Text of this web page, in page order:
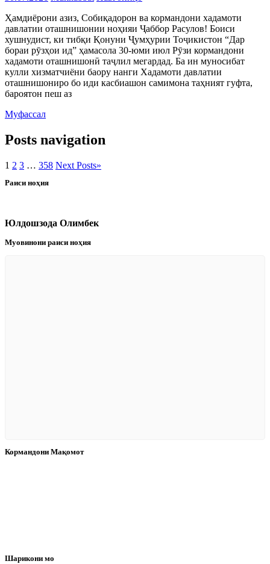
Ҳамдиёрони азиз, Собиқадорон ва кормандони хадамоти
давлатии оташнишонии ноҳияи Ҷаббор Расулов! Боиси
хушнудист, ки тибқи Қонуни Ҷумҳурии Тоҷикистон “Дар
бораи рӯзҳои ид” ҳамасола 30-юми июл Рӯзи кормандони
хадамоти оташнишонӣ таҷлил мегардад. Ба ин муносибат
кулли хизматчиёни баору нанги Хадамоти давлатии
оташнишониро бо иди касбиашон самимона таҳният гуфта,
бароятон пеш аз
Муфассал
Posts navigation
1 2 3 … 358 Next Posts»
Раиси ноҳия
Юлдошзода Олимбек
Муовинони раиси ноҳия
Кормандони Мақомот
Шарикони мо